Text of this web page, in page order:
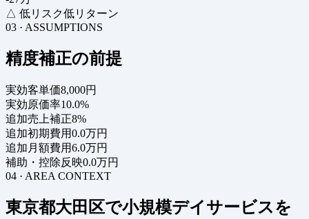
△ 低リスク低リターン
03 · ASSUMPTIONS
精度補正の前提
実効客単価8,000円
実効原価率10.0%
追加売上補正8%
追加初期費用0.0万円
追加月額費用6.0万円
補助・控除反映0.0万円
04 · AREA CONTEXT
東京都大田区で小規模デイサービスを